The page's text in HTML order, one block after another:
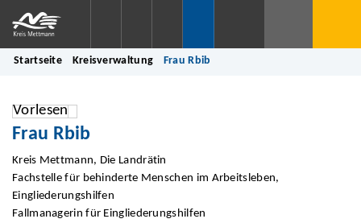
Startseite Kreisverwaltung Frau Rbib
Vorlesen
Frau Rbib
Kreis Mettmann, Die Landrätin
Fachstelle für behinderte Menschen im Arbeitsleben,
Eingliederungshilfen
Fallmanagerin für Eingliederungshilfen